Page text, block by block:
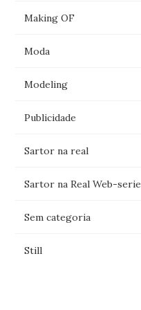
Making OF
Moda
Modeling
Publicidade
Sartor na real
Sartor na Real Web-serie
Sem categoria
Still